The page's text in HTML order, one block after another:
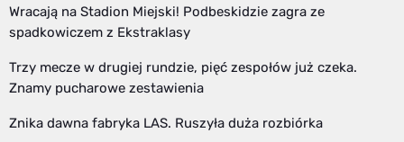
Wracają na Stadion Miejski! Podbeskidzie zagra ze
spadkowiczem z Ekstraklasy
Trzy mecze w drugiej rundzie, pięć zespołów już czeka.
Znamy pucharowe zestawienia
Znika dawna fabryka LAS. Ruszyła duża rozbiórka